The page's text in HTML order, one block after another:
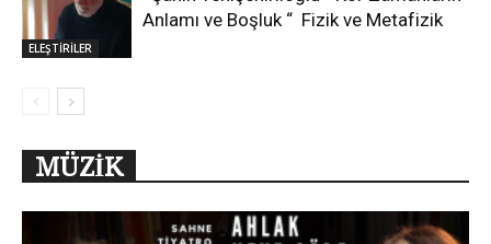
ELEŞTİRİLER
Anlamı ve Boşluk “ Fizik ve Metafizik
MÜZİK